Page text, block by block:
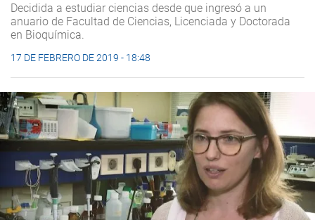
Decidida a estudiar ciencias desde que ingresó a un
anuario de Facultad de Ciencias, Licenciada y Doctorada
en Bioquímica.
17 DE FEBRERO DE 2019 - 18:48